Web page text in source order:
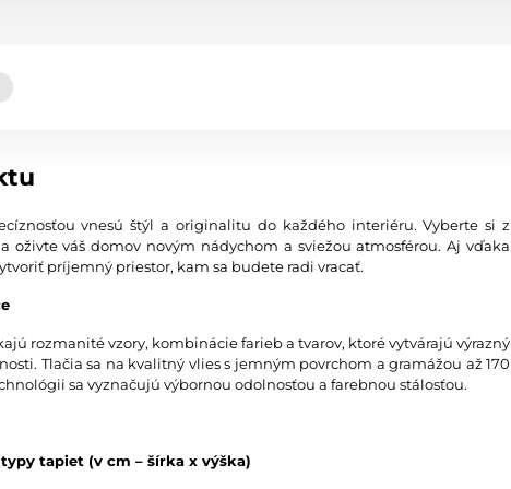
vnesú štýl a originalitu do každého interiéru. Vyberte si z
oživte váš domov novým nádychom a sviežou atmosférou. Aj vďaka
príjemný priestor, kam sa budete radi vracať.
rozmanité vzory, kombinácie farieb a tvarov, ktoré vytvárajú výrazný
Tlačia sa na kvalitný vlies s jemným povrchom a gramážou až 170
sa vyznačujú výbornou odolnosťou a farebnou stálosťou.
tapiet (v cm – šírka x výška)